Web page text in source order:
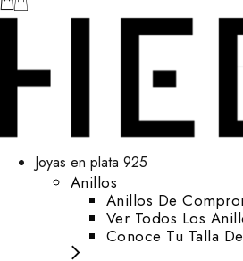
Joyas en plata 925
Anillos
Anillos De
Ver Todos Los
Conoce Tu Talla